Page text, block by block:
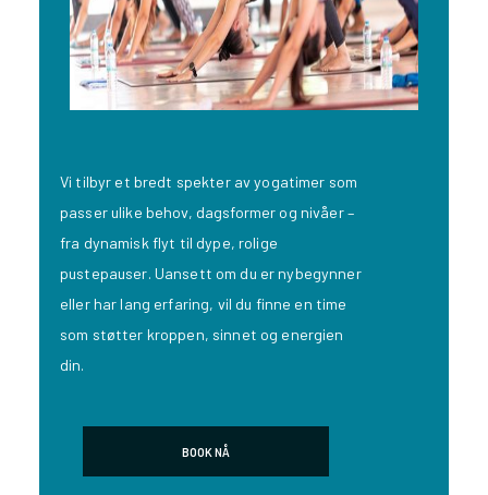
Vi tilbyr et bredt spekter av yogatimer som
passer ulike behov, dagsformer og nivåer –
fra dynamisk flyt til dype, rolige
pustepauser. Uansett om du er nybegynner
eller har lang erfaring, vil du finne en time
som støtter kroppen, sinnet og energien
din.
BOOK NÅ